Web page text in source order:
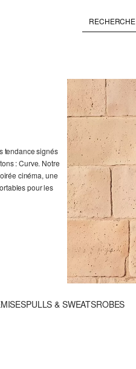
tendance signés
: Curve. Notre
cinéma, une
pour les
PULLS & SWEATSROBES